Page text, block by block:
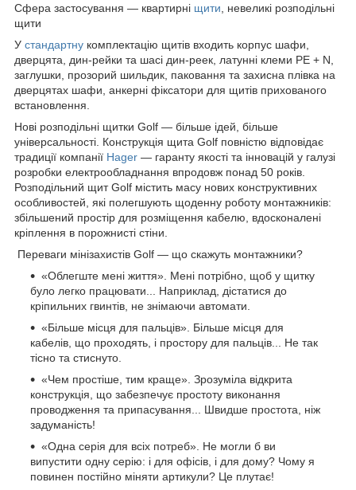
Сфера застосування — квартирні щити , невеликі розподільні
щити
У стандартну комплектацію щитів входить корпус шафи,
дверцята, дин-рейки та шасі дин-реек, латунні клеми PE + N,
заглушки, прозорий шильдик, паковання та захисна плівка на
дверцятах шафи, анкерні фіксатори для щитів прихованого
встановлення.
Нові розподільні щитки Golf — більше ідей, більше
універсальності. Конструкція щита Golf повністю відповідає
традиції компанії Hager — гаранту якості та інновацій у галузі
розробки електрообладнання впродовж понад 50 років.
Розподільний щит Golf містить масу нових конструктивних
особливостей, які полегшують щоденну роботу монтажників:
збільшений простір для розміщення кабелю, вдосконалені
кріплення в порожнисті стіни.
Переваги мінізахистів Golf — що скажуть монтажники?
«Облегште мені життя». Мені потрібно, щоб у щитку
було легко працювати... Наприклад, дістатися до
кріпильних гвинтів, не знімаючи автомати.
«Більше місця для пальців». Більше місця для
кабелів, що проходять, і простору для пальців... Не так
тісно та стиснуто.
«Чем простіше, тим краще». Зрозуміла відкрита
конструкція, що забезпечує простоту виконання
проводження та припасування... Швидше простота, ніж
задуманість!
«Одна серія для всіх потреб». Не могли б ви
випустити одну серію: і для офісів, і для дому? Чому я
повинен постійно міняти артикули? Це плутає!